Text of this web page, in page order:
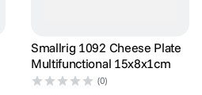
Smallrig 1092 Cheese Plate
Multifunctional 15x8x1cm
(0)